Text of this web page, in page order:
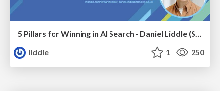
5 Pillars for Winning in AI Search - Daniel Liddle (Senior SEO Director at iCrossing)
liddle
1 250